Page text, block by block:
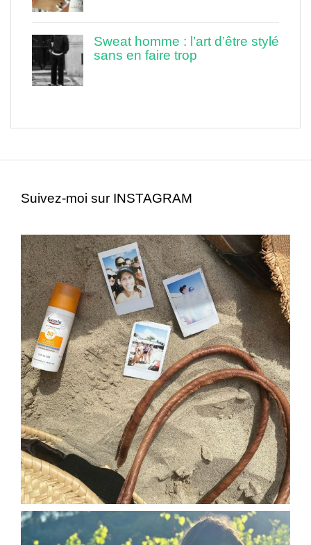
Sweat homme : l’art d’être stylé
sans en faire trop
Suivez-moi sur INSTAGRAM